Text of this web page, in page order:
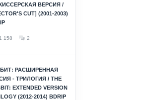
ВЕРСИЯ /
CUT] (2001-2003)
158 2
РАСШИРЕННАЯ
- ТРИЛОГИЯ / THE
EXTENDED VERSION
(2012-2014) BDRIP